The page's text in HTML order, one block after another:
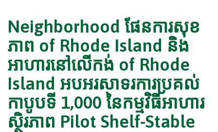
Neighborhood ផែនការសុខ
ភាព of Rhode Island និង
អាហារនៅលើកង់ of Rhode
Island អបអរសាទរការប្រគល់
កាបូបទី 1,000 នៃកម្មវិធីអាហារ
ស្ថិរភាព Pilot Shelf-Stable